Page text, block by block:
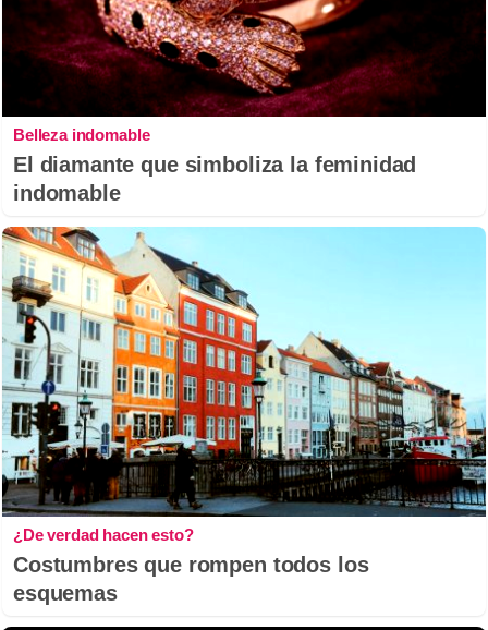
Belleza indomable
El diamante que simboliza la feminidad
indomable
¿De verdad hacen esto?
Costumbres que rompen todos los
esquemas